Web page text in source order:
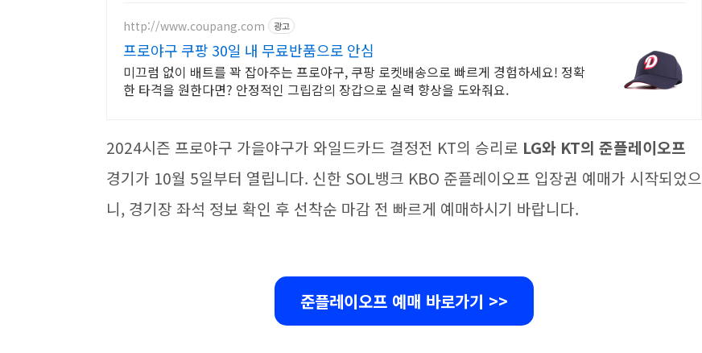
http://www.coupang.com 광고
프로야구 쿠팡 30일 내 무료반품으로 안심
미끄럼 없이 배트를 꽉 잡아주는 프로야구, 쿠팡 로켓배송으로 빠르게 경험하세요! 정확
한 타격을 원한다면? 안정적인 그립감의 장갑으로 실력 향상을 도와줘요.
2024시즌 프로야구 가을야구가 와일드카드 결정전 KT의 승리로 LG와 KT의 준플레이오프
경기가 10월 5일부터 열립니다. 신한 SOL뱅크 KBO 준플레이오프 입장권 예매가 시작되었으
니, 경기장 좌석 정보 확인 후 선착순 마감 전 빠르게 예매하시기 바랍니다.
준플레이오프 예매 바로가기 >>